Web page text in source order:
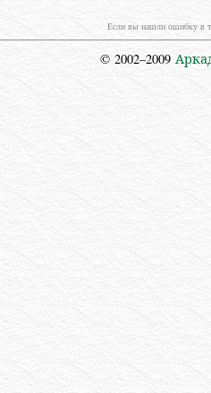
Если вы нашли ошибку в
© 2002–2009